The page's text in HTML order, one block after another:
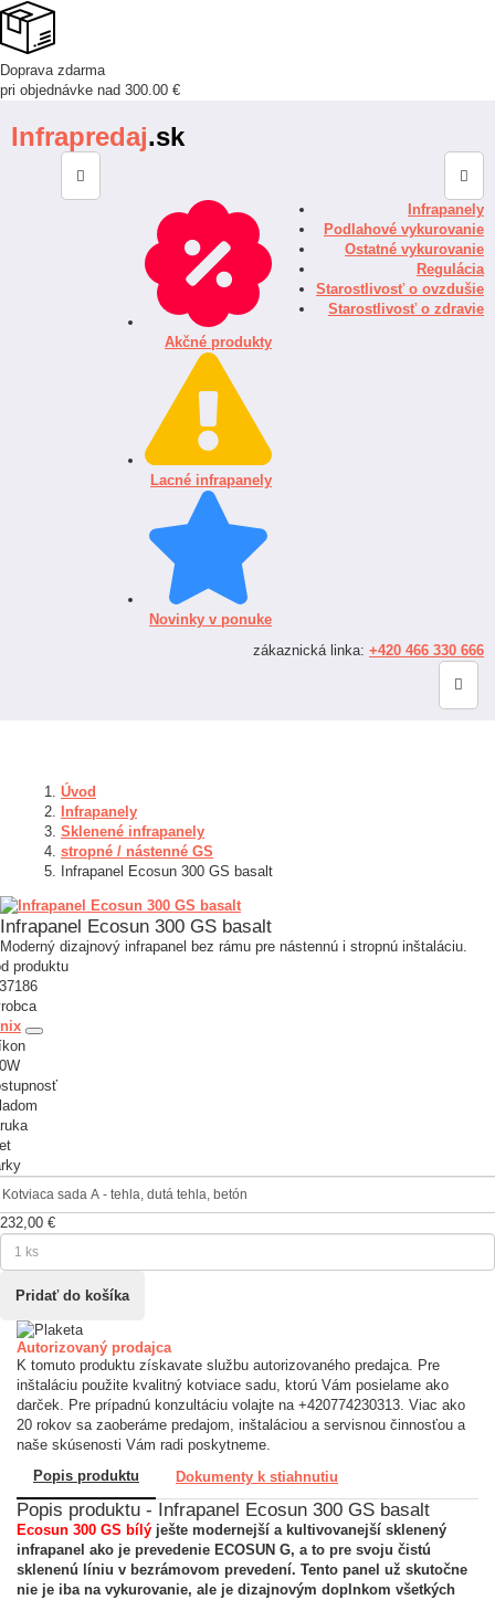
Doprava zdarma
pri objednávke nad 300.00 €
Infrapredaj.sk
Infrapanely
Podlahové vykurovanie
Ostatné vykurovanie
Regulácia
Starostlivosť o ovzdušie
Starostlivosť o zdravie
Akčné produkty
Lacné infrapanely
Novinky v ponuke
zákaznická linka: +420 466 330 666
Úvod
Infrapanely
Sklenené infrapanely
stropné / nástenné GS
Infrapanel Ecosun 300 GS basalt
Infrapanel Ecosun 300 GS basalt
Moderný dizajnový infrapanel bez rámu pre nástennú i stropnú inštaláciu.
produktu
232,00 €
Autorizovaný prodajca
K tomuto produktu získavate službu autorizovaného predajca. Pre
inštaláciu použite kvalitný kotviace sadu, ktorú Vám posielame ako
darček. Pre prípadnú konzultáciu volajte na +420774230313. Viac ako
20 rokov sa zaoberáme predajom, inštaláciou a servisnou činnosťou a
naše skúsenosti Vám radi poskytneme.
Popis produktu
Dokumenty k stiahnutiu
Popis produktu - Infrapanel Ecosun 300 GS basalt
Ecosun 300 GS bílý ješte modernejší a kultivovanejší sklenený
infrapanel ako je prevedenie ECOSUN G, a to pre svoju čistú
sklenenú líniu v bezrámovom prevedení. Tento panel už skutočne
nie je iba na vykurovanie, ale je dizajnovým doplnkom všetkých